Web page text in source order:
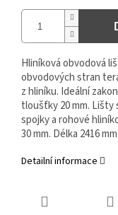
Hliníková obvodová
obvodových stran
z hliníku. Ideální
tloušťky 20 mm. Lišty
spojky a rohové
30 mm. Délka 2416 mm.
Detailní informace